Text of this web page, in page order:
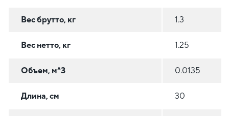
Вес брутто, кг 1.3
Вес нетто, кг 1.25
Объем, м^3 0.0135
Длина, см 30